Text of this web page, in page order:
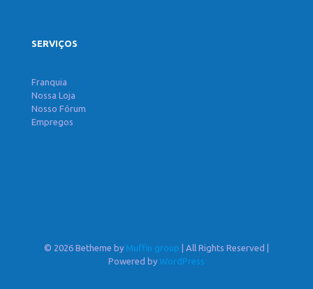
SERVIÇOS
Franquia
Nossa Loja
Nosso Fórum
Empregos
© 2026 Betheme by Muffin group | All Rights Reserved |
Powered by WordPress